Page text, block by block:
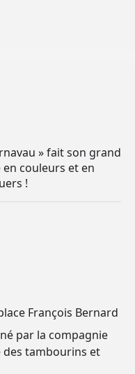
» fait son grand
couleurs et en
!
François Bernard
par la compagnie
des tambourins et